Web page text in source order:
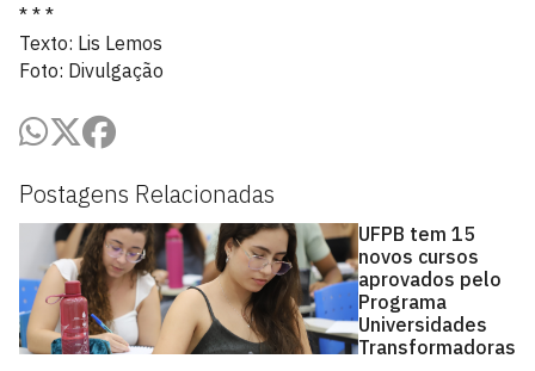
Postagens Relacionadas
UFPB tem 15
novos cursos
aprovados pelo
Programa
Universidades
Transformadoras
* * *
Texto: Lis Lemos
Foto: Divulgação